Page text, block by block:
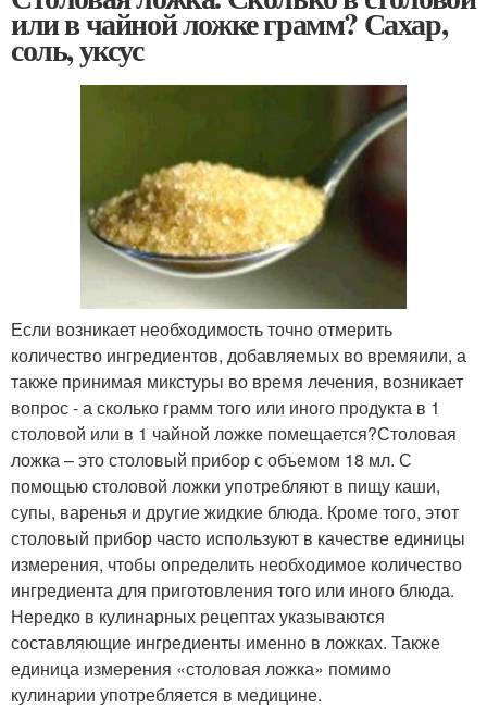
или в чайной ложке грамм? Сахар,
соль, уксус
Если возникает необходимость точно отмерить
количество ингредиентов, добавляемых во времяили, а
также принимая микстуры во время лечения, возникает
вопрос - а сколько грамм того или иного продукта в 1
столовой или в 1 чайной ложке помещается?Столовая
ложка – это столовый прибор с объемом 18 мл. С
помощью столовой ложки употребляют в пищу каши,
супы, варенья и другие жидкие блюда. Кроме того, этот
столовый прибор часто используют в качестве единицы
измерения, чтобы определить необходимое количество
ингредиента для приготовления того или иного блюда.
Нередко в кулинарных рецептах указываются
составляющие ингредиенты именно в ложках. Также
единица измерения «столовая ложка» помимо
кулинарии употребляется в медицине.